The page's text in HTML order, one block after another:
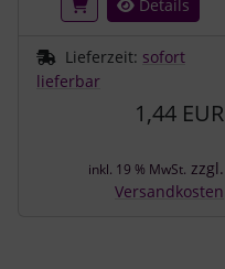
Details
Lieferzeit: sofort
lieferbar
1,44 EUR
inkl. 19 % MwSt. zzgl.
Versandkosten